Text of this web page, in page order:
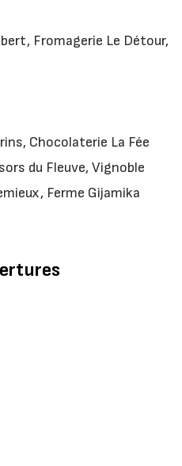
Fromagerie Le Détour,
Chocolaterie La Fée
du Fleuve, Vignoble
Ferme Gijamika